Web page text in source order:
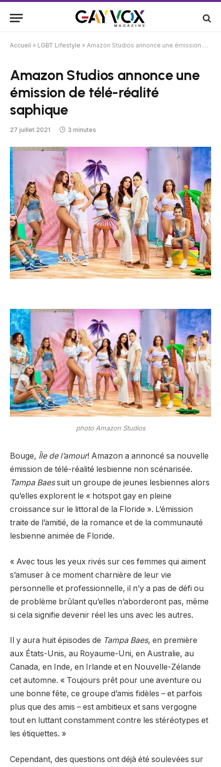
Accueil » LGBT Lifestyle » Amazon Studios annonce une émission de télé-réalité saphique
Amazon Studios annonce une
émission de télé-réalité
saphique
27 juillet 2021 3 minutes
photo Amazon Studios
Bouge, Île de l’amour! Amazon a annoncé sa nouvelle
émission de télé-réalité lesbienne non scénarisée.
Tampa Baessuit un groupe de jeunes lesbiennes alors
qu’elles explorent le « hotspot gay en pleine
croissance sur le littoral de la Floride ». L’émission
traite de l’amitié, de la romance et de la communauté
lesbienne animée de Floride.
« Avec tous les yeux rivés sur ces femmes qui aiment
s’amuser à ce moment charnière de leur vie
personnelle et professionnelle, il n’y a pas de défi ou
de problème brûlant qu’elles n’aborderont pas, même
si cela signifie devenir réel les uns avec les autres.
Il y aura huit épisodes de Tampa Baes, en première
aux États-Unis, au Royaume-Uni, en Australie, au
Canada, en Inde, en Irlande et en Nouvelle-Zélande
cet automne. « Toujours prêt pour une aventure ou
une bonne fête, ce groupe d’amis fidèles – et parfois
plus que des amis – est ambitieux et sans vergogne
tout en luttant constamment contre les stéréotypes et
les étiquettes. »
Cependant, des questions ont déjà été soulevées sur